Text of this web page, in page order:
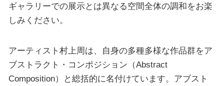
ギャラリーでの展示とは異なる空間全体の調和をお楽
しみください。
アーティスト村上周は、自身の多種多様な作品群をア
ブストラクト・コンポジション（Abstract
Composition）と総括的に名付けています。アブスト